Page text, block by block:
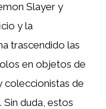
Slayer y
y la
trascendido las
en objetos de
coleccionistas de
. Sin duda, estos